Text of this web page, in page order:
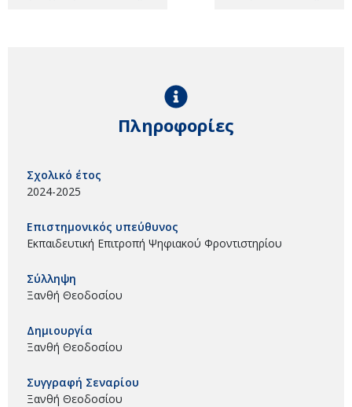
Πληροφορίες
Σχολικό έτος
2024-2025
Επιστημονικός υπεύθυνος
Εκπαιδευτική Επιτροπή Ψηφιακού Φροντιστηρίου
Σύλληψη
Ξανθή Θεοδοσίου
Δημιουργία
Ξανθή Θεοδοσίου
Συγγραφή Σεναρίου
Ξανθή Θεοδοσίου